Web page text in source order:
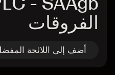
الفروقات
أضف إلى اللائحة